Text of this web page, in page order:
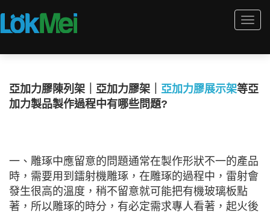
亞加力膠陳列架｜亞加力膠架｜ 亞加力膠展示架等亞
加力製品製作過程中有哪些問題?
一、雕琢中應留意的問題通常在製作形狀不一的產品
時，需要用到鐳射機雕琢，在雕琢的過程中，雷射會
發生很高的溫度，稍不留意就可能把有機玻璃板點
著，所以雕琢的時分，有必定需求專人看著，起火後